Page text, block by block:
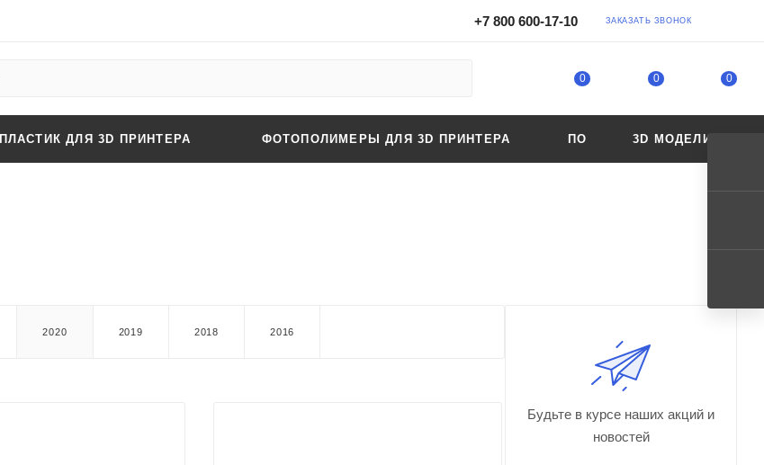
+7 800 600-17-10 ЗАКАЗАТЬ ЗВОНОК
0 0 0
ПЛАСТИК ДЛЯ 3D ПРИНТЕРА ФОТОПОЛИМЕРЫ ДЛЯ 3D ПРИНТЕРА ПО 3D МОДЕЛИ
2020 2019 2018 2016
Будьте в курсе наших акций и
новостей